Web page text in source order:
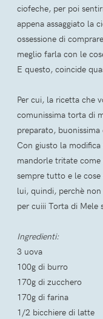
ciofeche, per poi
appena assaggiato la
ossessione di
meglio farla con le
E questo, coincide
Per cui, la ricetta che
comunissima torta di
preparato,
Con giusto la
mandorle tritate come
sempre tutto e le
lui, quindi, perchè
per cuiii Torta di Mele
Ingredienti:
3 uova
100g di burro
170g di zucchero
170g di farina
1/2 bicchiere di latte